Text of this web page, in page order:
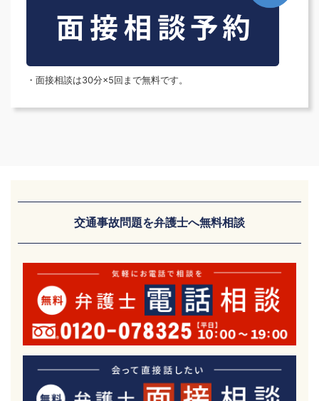
・面接相談は30分×5回まで無料です。
交通事故問題を弁護士へ無料相談